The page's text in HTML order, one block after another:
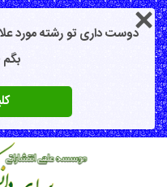
دوست داری تو رشته مورد